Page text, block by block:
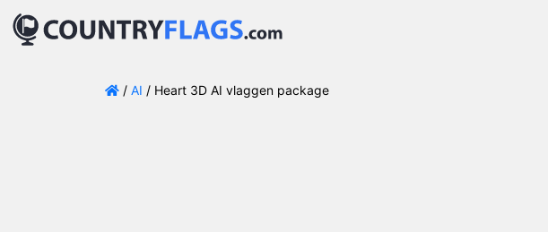
/ AI / Heart 3D AI vlaggen package